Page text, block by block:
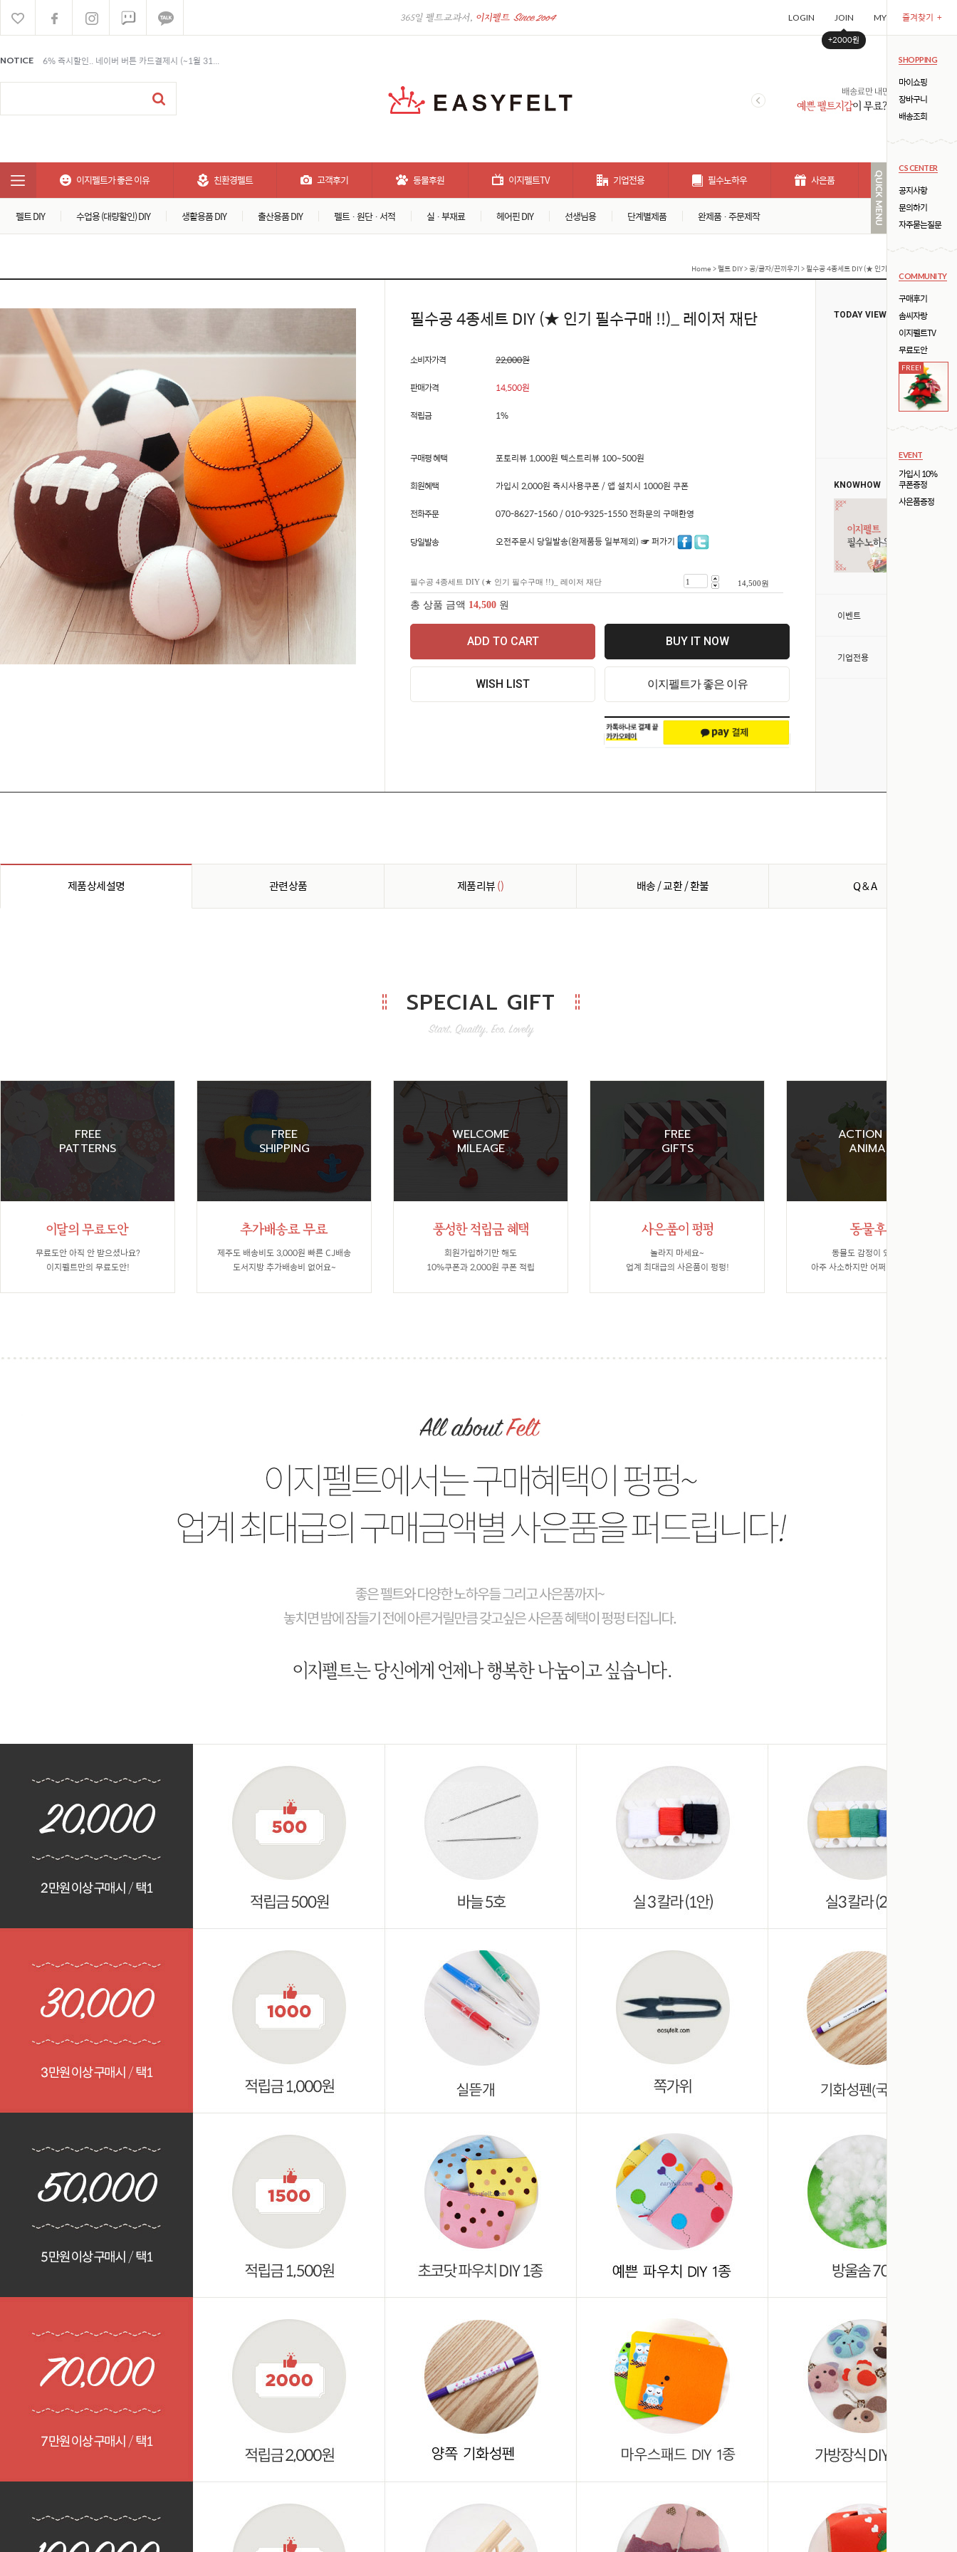
즐겨찾기 +
SHOPPING
마이쇼핑
장바구니
배송조회
CS CENTER
공지사항
문의하기
자주묻는질문
COMMUNITY
구매후기
솜씨자랑
이지펠트TV
무료도안
FREE!
EVENT
가입시 10%
쿠폰증정
사은품증정
LOGIN JOIN
+2000원
MYPAGE CART (
NOTICE
6% 즉시할인.. 네이버 버튼 카드결제시 (~1월 31...
이지펠트가 좋은 이유 친환경펠트 고객후기 동물후원 이지펠트TV 기업전용 필수노하우 사은품
펠트 DIY 수업용 (대량할인) DIY 생활용품 DIY 출산용품 DIY 펠트 · 원단 · 서적 실 · 부재료 헤어핀 DIY 선생님용 단계별제품 완제품 · 주문제작
Home>펠트 DIY>공/글자/끈끼우기> 필수공 4종세트 DIY (★ 인기 필수구매 !!)_ 레이저 재
필수공 4종세트 DIY (★ 인기 필수구매 !!)_ 레이저 재단
소비자가격 22,000원
판매가격 14,500원
적립금 1%
구매평 혜택 포토리뷰 1,000원 텍스트리뷰 100~500원
회원혜택 가입시 2,000원 즉시사용쿠폰 / 앱 설치시 1000원 쿠폰
전화주문 070-8627-1560 / 010-9325-1550 전화문의 구매환영
당일발송 오전주문시 당일발송(완제품등 일부제외) ☞ 퍼가기
필수공 4종세트 DIY (★ 인기 필수구매 !!)_ 레이저 재단 14,500원
총 상품 금액 14,500 원
ADD TO CART BUY IT NOW
WISH LIST 이지펠트가 좋은 이유
TODAY VIEW
KNOWHOW
이벤트
기업전용
제품상세설명 관련상품 제품리뷰() 배송 / 교환 / 환불 Q & A
SPECIAL GIFT
FREE
PATTERNS
무료도안 아직 안 받으셨나요?
이지펠트만의 무료도안!
FREE
SHIPPING
제주도 배송비도 3,000원 빠른 CJ배송
도서지방 추가배송비 없어요~
WELCOME
MILEAGE
회원가입하기만 해도
10%쿠폰과 2,000원 쿠폰 적립
FREE
GIFTS
놀라지 마세요~
업계 최대급의 사은품이 펑펑!
ACTION FOR
ANIMALS
동물도 감정이 있습니다.
아주 사소하지만 어쩌면 가장 소중한